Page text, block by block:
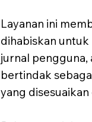
Layanan ini
dihabiskan
jurnal
bertindak
yang